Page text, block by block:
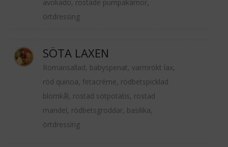
avokado, rostade pumpakärnor,
örtdressing
SÖTA LAXEN
Romansallad, babyspenat, varmrökt lax,
röd quinoa, fetacréme, rödbetspicklad
blomkål, rostad sötpotatis, rostad
mandel, rödbetsgroddar, basilika,
örtdressing